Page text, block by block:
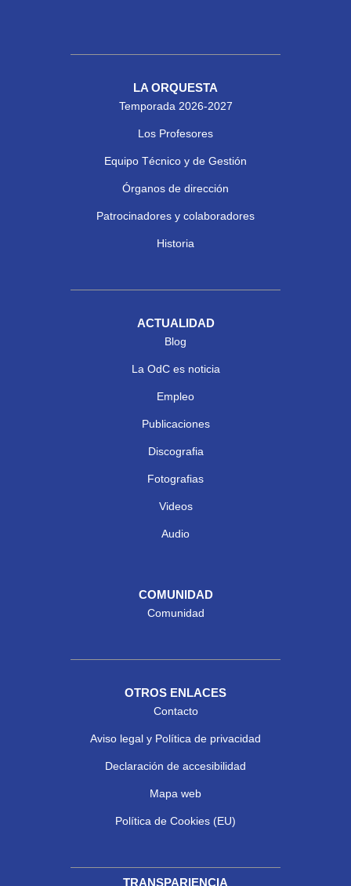
LA ORQUESTA
Temporada 2026-2027
Los Profesores
Equipo Técnico y de Gestión
Órganos de dirección
Patrocinadores y colaboradores
Historia
ACTUALIDAD
Blog
La OdC es noticia
Empleo
Publicaciones
Discografia
Fotografias
Videos
Audio
COMUNIDAD
Comunidad
OTROS ENLACES
Contacto
Aviso legal y Política de privacidad
Declaración de accesibilidad
Mapa web
Política de Cookies (EU)
TRANSPARIENCIA